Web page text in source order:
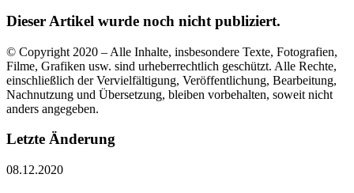
Dieser Artikel wurde noch nicht publiziert.
© Copyright 2020 – Alle Inhalte, insbesondere Texte, Fotografien,
Filme, Grafiken usw. sind urheberrechtlich geschützt. Alle Rechte,
einschließlich der Vervielfältigung, Veröffentlichung, Bearbeitung,
Nachnutzung und Übersetzung, bleiben vorbehalten, soweit nicht
anders angegeben.
Letzte Änderung
08.12.2020